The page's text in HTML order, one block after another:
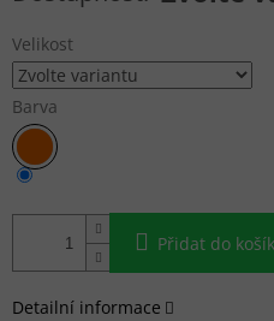
Velikost
Barva
Přidat do
Detailní informace